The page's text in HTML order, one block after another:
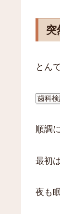
突
とん
歯科
順調
最初
夜も